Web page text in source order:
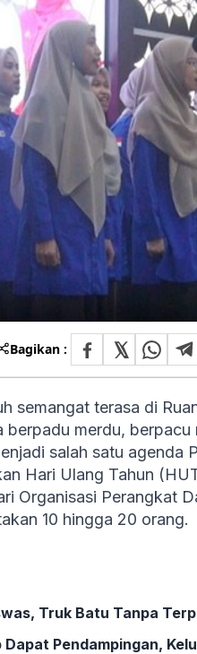
Bagikan :
semangat terasa di
berpadu merdu,
salah satu agenda
Hari Ulang Tahun
Organisasi Perangkat
10 hingga 20 orang.
Truk Batu Tanpa
Dapat Pendampingan,